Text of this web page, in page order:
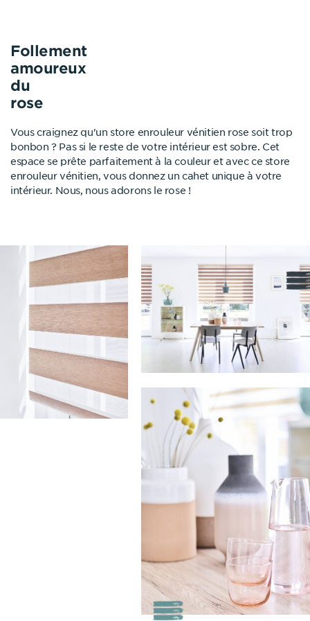
Follement
amoureux
du
rose
Vous craignez qu'un store enrouleur vénitien rose soit trop
bonbon ? Pas si le reste de votre intérieur est sobre. Cet
espace se prête parfaitement à la couleur et avec ce store
enrouleur vénitien, vous donnez un cahet unique à votre
intérieur. Nous, nous adorons le rose !